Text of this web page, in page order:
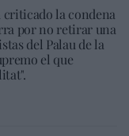
criticado la condena
por no retirar una
del Palau de la
el que